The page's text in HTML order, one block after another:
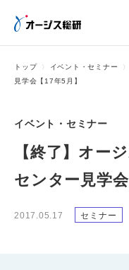
トップ イベント・セミナー
見学会【17年5月】
イベント・セミナー
【終了】オー
センター見学会
2017.05.17 セミナー